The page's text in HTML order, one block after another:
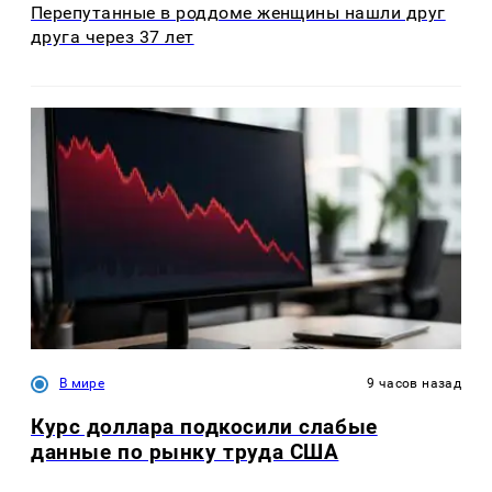
Перепутанные в роддоме женщины нашли друг
друга через 37 лет
В мире 9 часов назад
Курс доллара подкосили слабые
данные по рынку труда США